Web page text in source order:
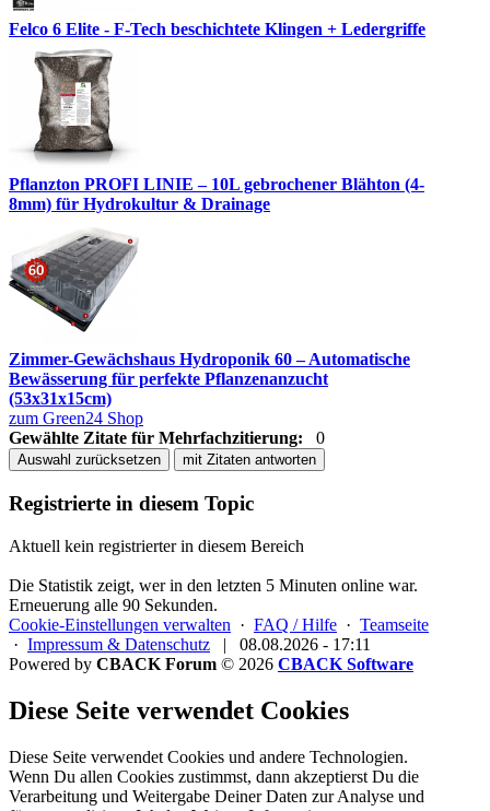
Felco 6 Elite - F-Tech beschichtete Klingen + Ledergriffe
Pflanzton PROFI LINIE – 10L gebrochener Blähton (4-
8mm) für Hydrokultur & Drainage
Zimmer-Gewächshaus Hydroponik 60 – Automatische
Bewässerung für perfekte Pflanzenanzucht
(53x31x15cm)
zum Green24 Shop
Gewählte Zitate für Mehrfachzitierung:
0
Auswahl zurücksetzen mit Zitaten antworten
Registrierte in diesem Topic
Aktuell kein registrierter in diesem Bereich
Die Statistik zeigt, wer in den letzten 5 Minuten online war.
Erneuerung alle 90 Sekunden.
Cookie-Einstellungen verwalten · FAQ / Hilfe · Teamseite
· Impressum & Datenschutz |
08.08.2026 - 17:11
Powered by CBACK Forum © 2026 CBACK Software
Diese Seite verwendet Cookies
Diese Seite verwendet Cookies und andere Technologien.
Wenn Du allen Cookies zustimmst, dann akzeptierst Du die
Verarbeitung und Weitergabe Deiner Daten zur Analyse und